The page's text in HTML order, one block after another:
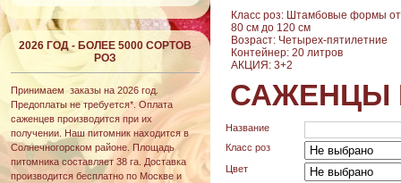
2026 ГОД - БОЛЕЕ 5000 СОРТОВ
РОЗ
Принимаем заказы на 2026 год.
Предоплаты не требуется*. Оплата
саженцев производится при их
получении. Наш питомник находится в
Солнечногорском районе. Площадь
питомника составляет 38 га. Доставка
производится бесплатно по Москве и
Класс роз: Штамбовые формы от
80 см до 120 см
Возраст: Четырех-пятилетние
Контейнер: 20 литров
АКЦИЯ: 3+2
САЖЕНЦЫ
Название
Класс роз
Цвет